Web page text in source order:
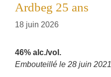
Ardbeg 25 ans
18 juin 2026
46% alc./vol.
Embouteillé le 28 juin 2021